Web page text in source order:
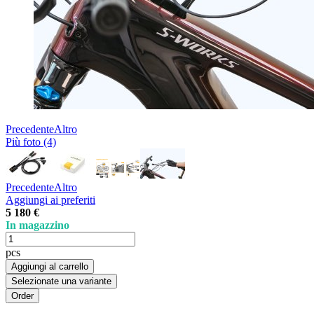
PrecedenteAltro
Più foto (4)
PrecedenteAltro
Aggiungi ai preferiti
5 180 €
In magazzino
pcs
Aggiungi al carrello
Selezionate una variante